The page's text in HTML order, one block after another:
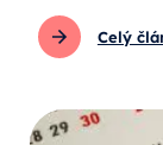
Celý